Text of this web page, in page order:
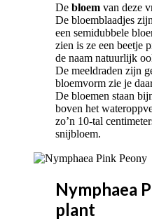
Debloem van deze
De bloemblaadjes
een semidubbele
zien is ze een beetje
de naam natuurlijk
De meeldraden zijn
bloemvorm zie je
De bloemen staan
boven het
zo’n 10-tal
snijbloem.
Nymphaea
plant